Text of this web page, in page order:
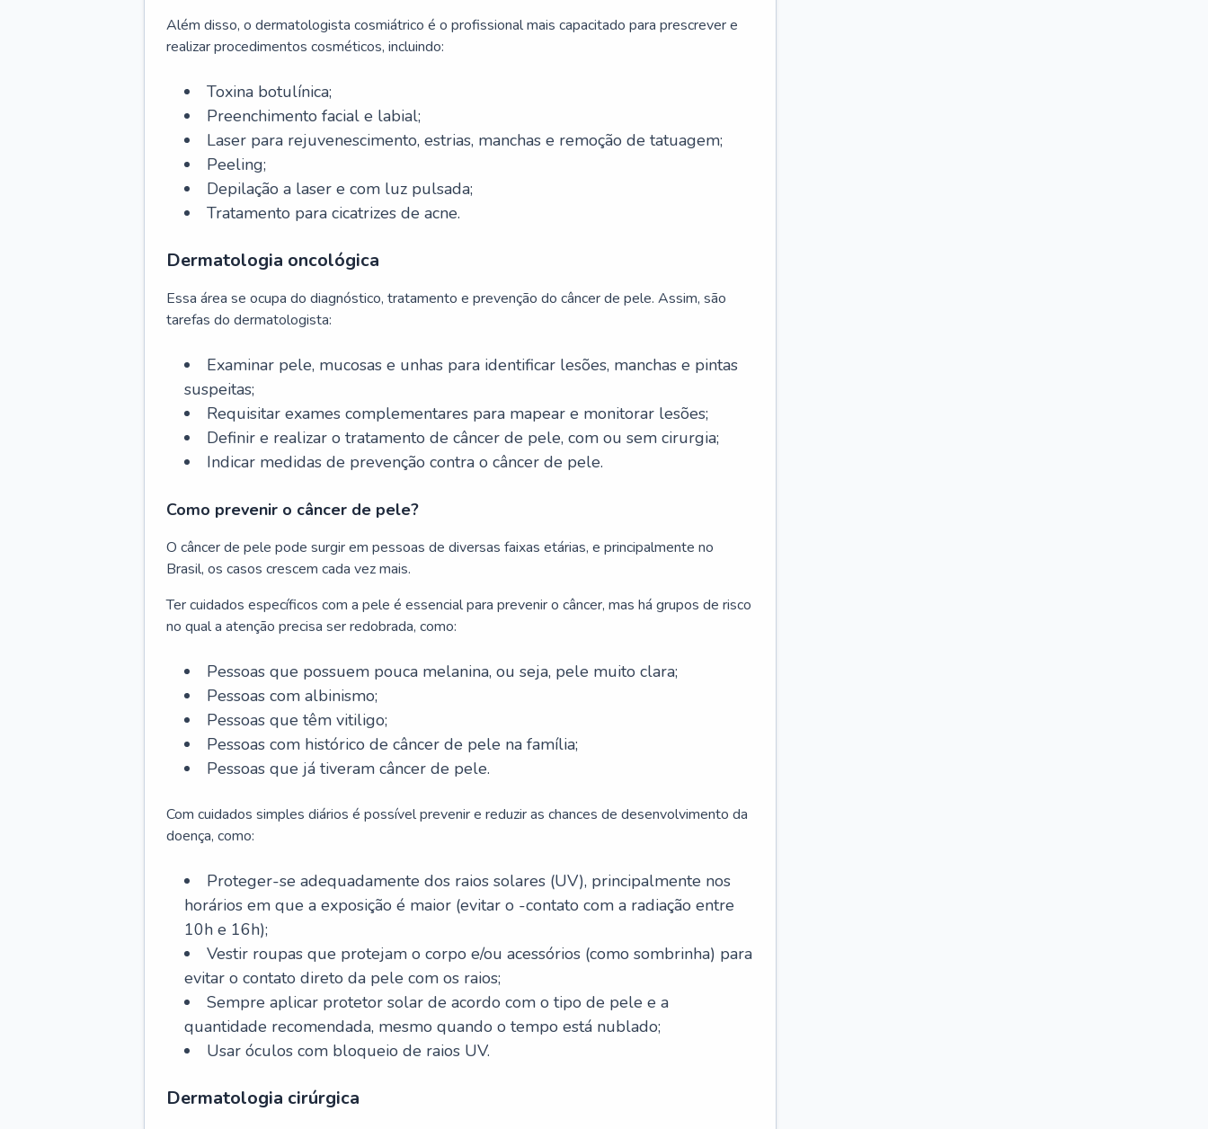
Além disso, o dermatologista cosmiátrico é o profissional mais capacitado para prescrever e
realizar procedimentos cosméticos, incluindo:
Toxina botulínica;
Preenchimento facial e labial;
Laser para rejuvenescimento, estrias, manchas e remoção de tatuagem;
Peeling;
Depilação a laser e com luz pulsada;
Tratamento para cicatrizes de acne.
Dermatologia oncológica
Essa área se ocupa do diagnóstico, tratamento e prevenção do câncer de pele. Assim, são
tarefas do dermatologista:
Examinar pele, mucosas e unhas para identificar lesões, manchas e pintas
suspeitas;
Requisitar exames complementares para mapear e monitorar lesões;
Definir e realizar o tratamento de câncer de pele, com ou sem cirurgia;
Indicar medidas de prevenção contra o câncer de pele.
Como prevenir o câncer de pele?
O câncer de pele pode surgir em pessoas de diversas faixas etárias, e principalmente no
Brasil, os casos crescem cada vez mais.
Ter cuidados específicos com a pele é essencial para prevenir o câncer, mas há grupos de risco
no qual a atenção precisa ser redobrada, como:
Pessoas que possuem pouca melanina, ou seja, pele muito clara;
Pessoas com albinismo;
Pessoas que têm vitiligo;
Pessoas com histórico de câncer de pele na família;
Pessoas que já tiveram câncer de pele.
Com cuidados simples diários é possível prevenir e reduzir as chances de desenvolvimento da
doença, como:
Proteger-se adequadamente dos raios solares (UV), principalmente nos
horários em que a exposição é maior (evitar o -contato com a radiação entre
10h e 16h);
Vestir roupas que protejam o corpo e/ou acessórios (como sombrinha) para
evitar o contato direto da pele com os raios;
Sempre aplicar protetor solar de acordo com o tipo de pele e a
quantidade recomendada, mesmo quando o tempo está nublado;
Usar óculos com bloqueio de raios UV.
Dermatologia cirúrgica